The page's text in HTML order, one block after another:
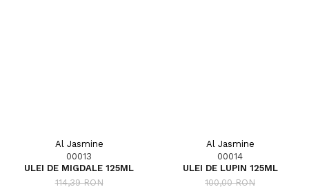
Al Jasmine
00013
ULEI DE MIGDALE 125ML
114,39 RON
Al Jasmine
00014
ULEI DE LUPIN 125ML
100,00 RON